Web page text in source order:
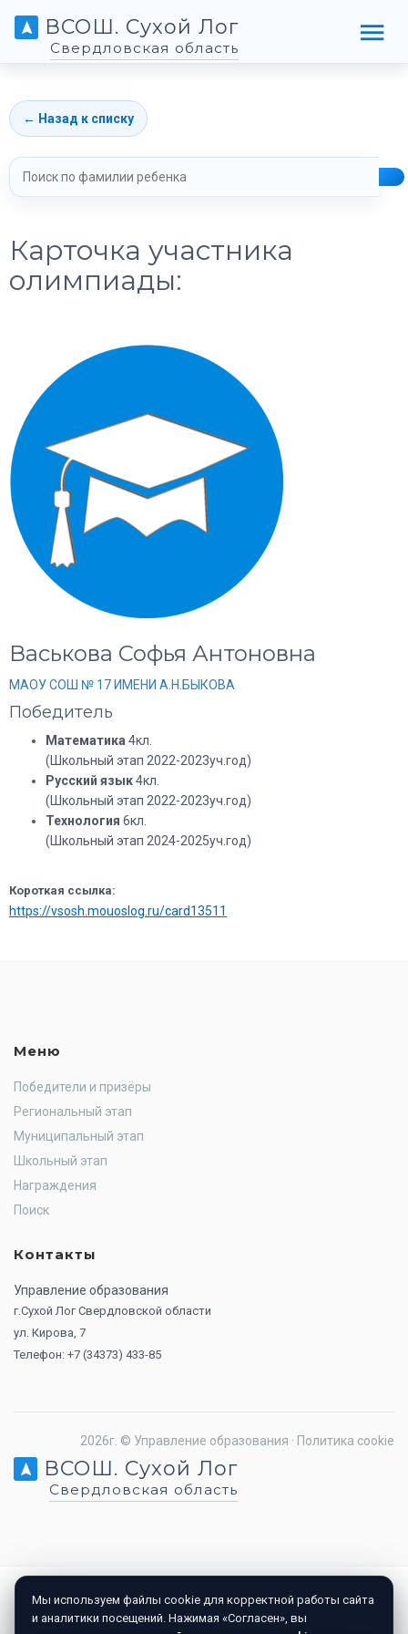
ВСОШ. Сухой Лог
Свердловская область
← Назад к списку
Карточка участника
олимпиады:
Васькова Софья Антоновна
МАОУ СОШ № 17 ИМЕНИ А.Н.БЫКОВА
Победитель
Математика 4кл.
(Школьный этап 2022-2023уч.год)
Русский язык4кл.
(Школьный этап 2022-2023уч.год)
Технология 6кл.
(Школьный этап 2024-2025уч.год)
Короткая ссылка:
https://vsosh.mouoslog.ru/card13511
Меню
Победители и призёры
Региональный этап
Муниципальный этап
Школьный этап
Награждения
Поиск
Контакты
Управление образования
г.Сухой Лог Свердловской области
ул. Кирова, 7
Телефон: +7 (34373) 433-85
2026г. © Управление образования · Политика cookie
ВСОШ. Сухой Лог
Свердловская область
Мы используем файлы cookie для корректной работы сайта
и аналитики посещений. Нажимая «Согласен», вы